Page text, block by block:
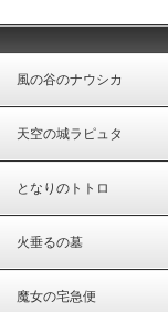
風の谷のナウシカ
天空の城ラピュタ
となりのトトロ
火垂るの墓
魔女の宅急便